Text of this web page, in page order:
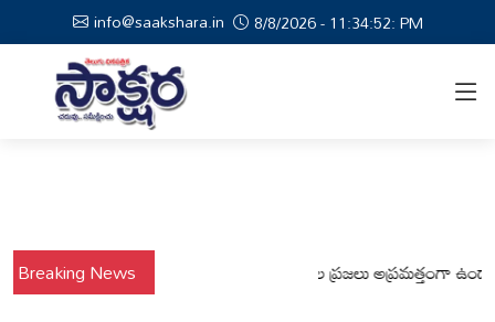
info@saakshara.in 8/8/2026 - 11:34:53: PM
Breaking News
నేపథ్యంలో కోటపల్లి, వేమనపల్లి మండలాల ప్రజలు అప్రమత్తంగా ఉండాలి